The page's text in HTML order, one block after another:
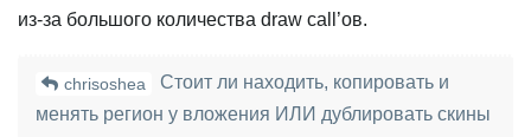
из‑за большого количества draw call’ов.
chrisoshea
Стоит ли находить, копировать и
менять регион у вложения ИЛИ дублировать скины